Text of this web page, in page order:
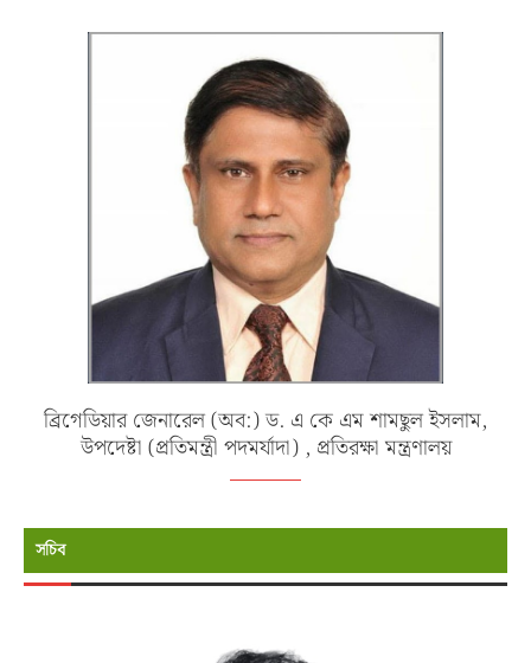
ব্রিগেডিয়ার জেনারেল (অব:) ড. এ কে এম শামছুল ইসলাম,
উপদেষ্টা (প্রতিমন্ত্রী পদমর্যাদা) , প্রতিরক্ষা মন্ত্রণালয়
সচিব